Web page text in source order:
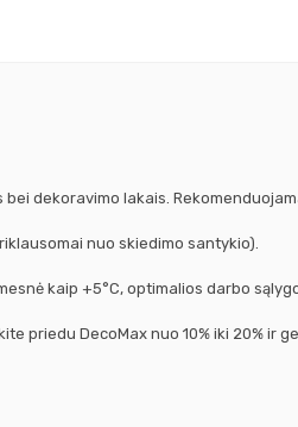
dekoravimo lakais.
nuo skiedimo santykio).
kaip +5°C, optimalios darbo
priedu DecoMax nuo 10% iki 20%